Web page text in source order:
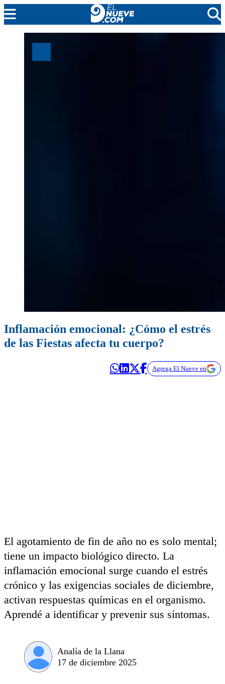
CADA DÍA
Inflamación emocional: ¿Cómo el estrés
de las Fiestas afecta tu cuerpo?
Agrega El Nueve en
El agotamiento de fin de año no es solo mental;
tiene un impacto biológico directo. La
inflamación emocional surge cuando el estrés
crónico y las exigencias sociales de diciembre,
activan respuestas químicas en el organismo.
Aprendé a identificar y prevenir sus síntomas.
Analía de la Llana
17 de diciembre 2025